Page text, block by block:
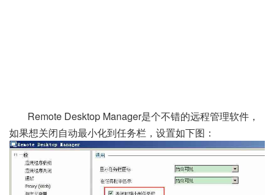
Remote Desktop Manager是个不错的远程管理软件，
如果想关闭自动最小化到任务栏，设置如下图：